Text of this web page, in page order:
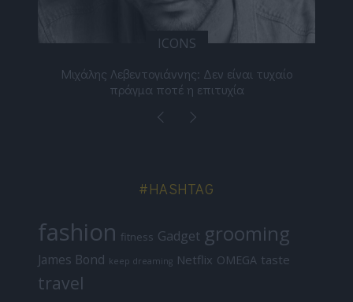
ICONS
Μιχάλης Λεβεντογιάννης: Δεν είναι τυχαίο
πράγμα ποτέ η επιτυχία
#HASHTAG
fashion fitness Gadget grooming
James Bond keep dreaming Netflix OMEGA taste
travel